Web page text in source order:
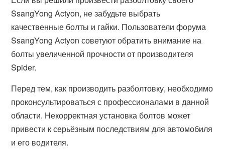
SsangYong Actyon, не забудьте выбрать
качественные болты и гайки. Пользователи форума
SsangYong Actyon советуют обратить внимание на
болты увеличенной прочности от производителя
Spider.
Перед тем, как производить разболтовку, необходимо
проконсультироваться с профессионалами в данной
области. Некорректная установка болтов может
привести к серьёзным последствиям для автомобиля
и его водителя.